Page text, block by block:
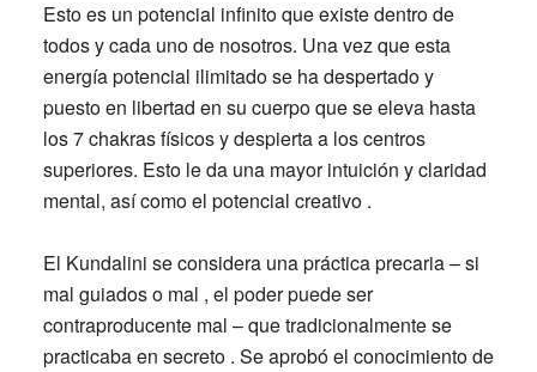
Esto es un potencial infinito que existe dentro de
todos y cada uno de nosotros. Una vez que esta
energía potencial ilimitado se ha despertado y
puesto en libertad en su cuerpo que se eleva hasta
los 7 chakras físicos y despierta a los centros
superiores. Esto le da una mayor intuición y claridad
mental, así como el potencial creativo .
El Kundalini se considera una práctica precaria – si
mal guiados o mal , el poder puede ser
contraproducente mal – que tradicionalmente se
practicaba en secreto . Se aprobó el conocimiento de